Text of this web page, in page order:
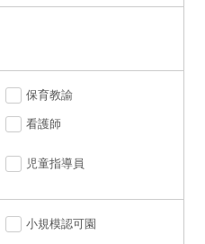
保育教諭
看護師
児童指導員
小規模認可園